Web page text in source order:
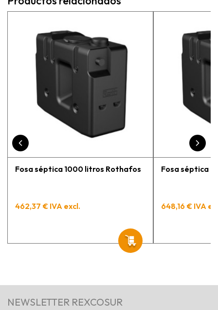
más adecuada para mi trabajo. Salvador, la
persona con que estuve contactactanto me
vuelto a comprar, tengo varios pedidos en
proceso y muy contento.
Fosa séptica 1000 litros Rothafos
462,37 € IVA excl.
Fosa séptica
648,16 € IVA
NEWSLETTER REXCOSUR